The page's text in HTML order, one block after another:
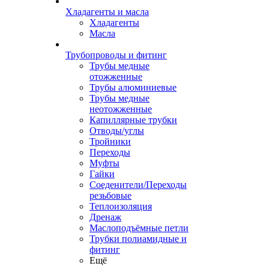
Хладагенты и масла
Хладагенты
Масла
Трубопроводы и фитинг
Трубы медные
отожженные
Трубы алюминиевые
Трубы медные
неотожженные
Капиллярные трубки
Отводы/углы
Тройники
Переходы
Муфты
Гайки
Соеденители/Переходы
резьбовые
Теплоизоляция
Дренаж
Маслоподъёмные петли
Трубки полиамидные и
фитинг
Ещё